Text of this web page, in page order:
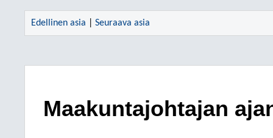
Edellinen asia Seuraava asia
Maakuntajohtajan